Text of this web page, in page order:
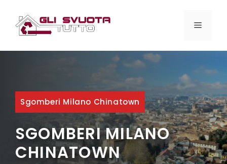
contenuto
MENU
Sgomberi Milano Chinatown
SGOMBERI MILANO
CHINATOWN